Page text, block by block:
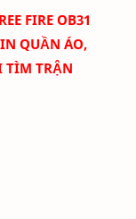
FIRE OB31
QUẦN ÁO,
TÌM TRẬN